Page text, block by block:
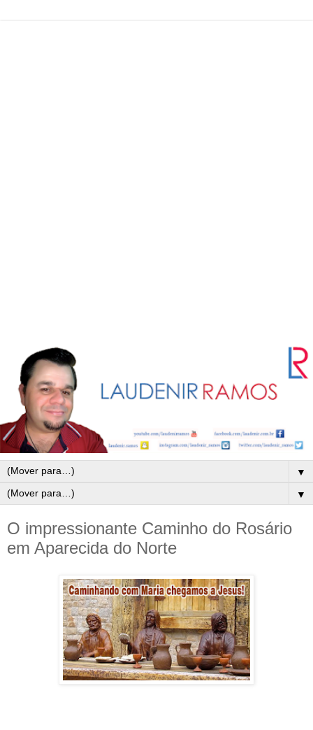
▼
▼
O impressionante Caminho do Rosário
em Aparecida do Norte